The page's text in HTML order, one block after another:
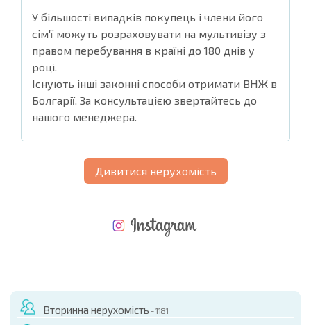
У більшості випадків покупець і члени його
сім'ї можуть розраховувати на мультивізу з
правом перебування в країні до 180 днів у
році.
Існують інші законні способи отримати ВНЖ в
Болгарії. За консультацією звертайтесь до
нашого менеджера.
Дивитися нерухомість
Вторинна нерухомість - 1181